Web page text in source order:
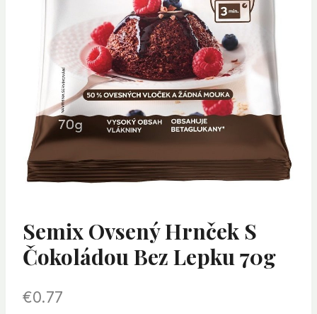
Semix Ovsený Hrnček S
Čokoládou Bez Lepku 70g
€0.77